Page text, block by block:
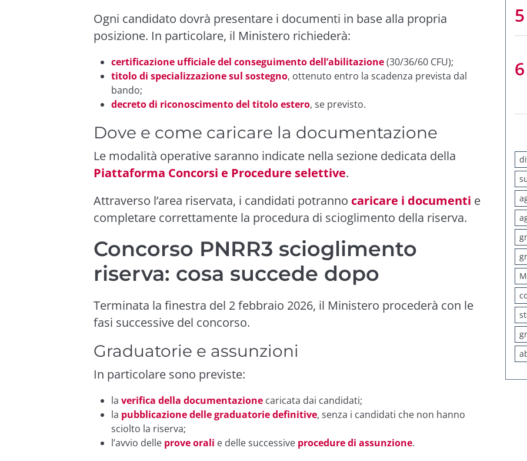
Ogni candidato dovrà presentare i documenti in base alla propria
posizione. In particolare, il Ministero richiederà:
certificazione ufficiale del conseguimento dell’abilitazione(30/36/60 CFU);
titolo di specializzazione sul sostegno, ottenuto entro la scadenza prevista dal
bando;
decreto di riconoscimento del titolo estero, se previsto.
Dove e come caricare la documentazione
Le modalità operative saranno indicate nella sezione dedicata della
Piattaforma Concorsi e Procedure selettive.
Attraverso l’area riservata, i candidati potranno caricare i documenti e
completare correttamente la procedura di scioglimento della riserva.
Concorso PNRR3 scioglimento
riserva: cosa succede dopo
Terminata la finestra del 2 febbraio 2026, il Ministero procederà con le
fasi successive del concorso.
Graduatorie e assunzioni
In particolare sono previste:
la verifica della documentazione caricata dai candidati;
la pubblicazione delle graduatorie definitive, senza i candidati che non hanno
sciolto la riserva;
l’avvio delle prove orali e delle successive procedure di assunzione.